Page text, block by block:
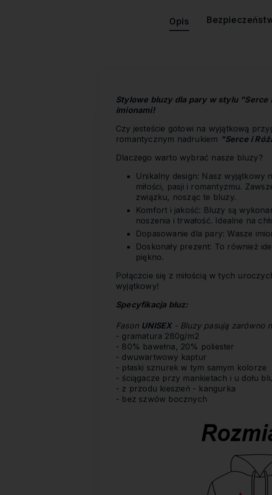
Opis
Stylowe bluzy dla pary w stylu "Serce
imionami!
Czy jesteście gotowi na wyjątkową
romantycznym nadrukiem "Serce i
Dlaczego warto wybrać nasze bluzy?
Unikalny design: Nasz wyjątkowy
miłości, pasji i romantyzmu.
związku, nosząc te bluzy.
Komfort i jakość: Bluzy są
noszenia i trwałość. Idealne na
Dopasowanie dla pary: Wasze
Doskonały prezent: To również
piękno.
Połączcie się z miłością w tych
wyjątkowy!
Specyfikacja bluz:
Fason UNISEX - Bluzy pasują zarówno
- gramatura 280g/m2
- 80% bawełna, 20% poliester
- dwuwartwowy kaptur
- płaski sznurek w tym samym kolorze
- ściągacze przy mankietach i u dołu
- z przodu kieszień - kangurka
- bez szwów bocznych